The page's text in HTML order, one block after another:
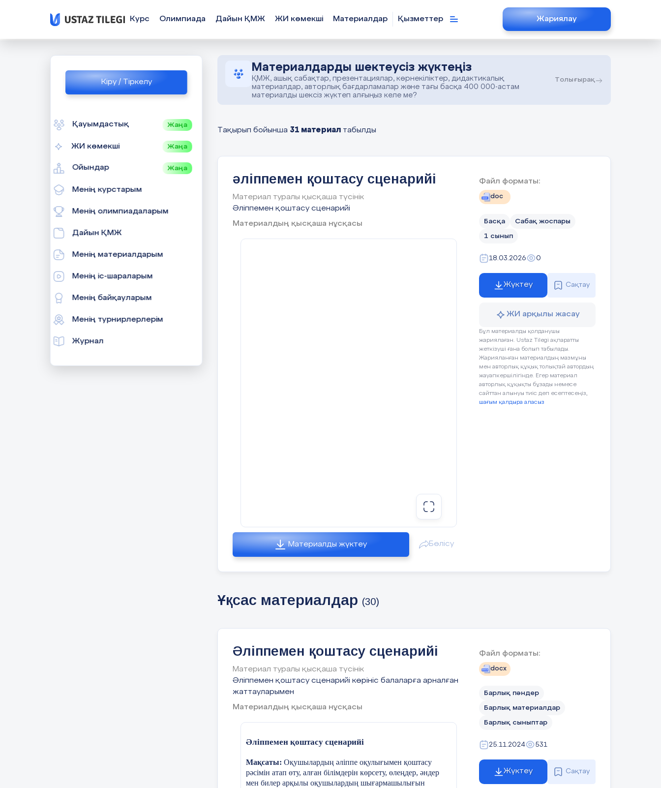
Кіру / Тіркелу
Қауымдастық Жаңа
ЖИ көмекші Жаңа
Ойындар Жаңа
Менің курстарым
Менің олимпиадаларым
Дайын ҚМЖ
Менің материалдарым
Менің іс-шараларым
Менің байқауларым
Менің турнирлерлерім
Журнал
Курс Олимпиада Дайын ҚМЖ ЖИ көмекші Материалдар Қызметтер Жариялау
Материалдарды шектеусіз жүктеңіз
ҚМЖ, ашық сабақтар, презентациялар, көрнекіліктер, дидактикалық
материалдар, авторлық бағдарламалар және тағы басқа 400 000-астам
материалды шексіз жүктеп алғыңыз келе ме?
Толығырақ
Тақырып бойынша 31 материал табылды
әліппемен қоштасу сценарийі
Материал туралы қысқаша түсінік
Әліппемен қоштасу сценарийі
Материалдың қысқаша нұсқасы
Материалды жүктеу Бөлісу
Файл форматы:
doc
Басқа Сабақ жоспары
1 сынып
18.03.2026 0
Жүктеу Сақтау
ЖИ арқылы жасау
Бұл материалды қолданушы
жариялаған. Ustaz Tilegi ақпаратты
жеткізуші ғана болып табылады.
Жарияланған материалдың мазмұны
мен авторлық құқық толықтай автордың
жауапкершілігінде. Егер материал
авторлық құқықты бұзады немесе
сайттан алынуы тиіс деп есептесеңіз,
шағым қалдыра аласыз
Ұқсас материалдар (30)
Әліппемен қоштасу сценарийі
Материал туралы қысқаша түсінік
Әліппемен қоштасу сценарийі көрініс балаларға арналған
жаттауларымен
Материалдың қысқаша нұсқасы
Әліппемен қоштасу сценарийі
Мақсаты: Оқушылардың әліппе оқулығымен қоштасу
рәсімін атап өту, алған білімдерін көрсету, өлеңдер, әндер
мен билер арқылы оқушылардың шығармашылығын
Файл форматы:
docx
Барлық пәндер
Барлық материалдар
Барлық сыныптар
25.11.2024 531
Жүктеу Сақтау